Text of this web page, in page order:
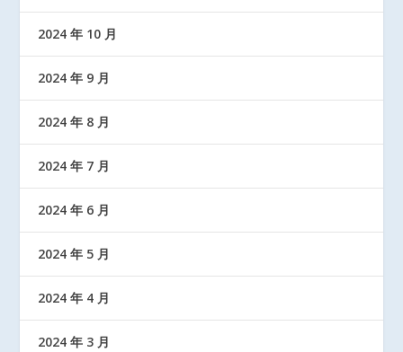
2024 年 10 月
2024 年 9 月
2024 年 8 月
2024 年 7 月
2024 年 6 月
2024 年 5 月
2024 年 4 月
2024 年 3 月